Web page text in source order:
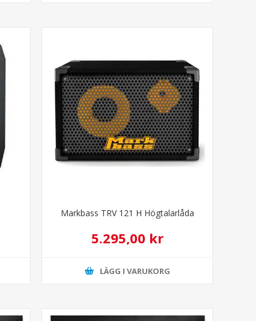
Markbass TRV 121 H Högtalarlåda
5.295,00 kr
LÄGG I VARUKORG